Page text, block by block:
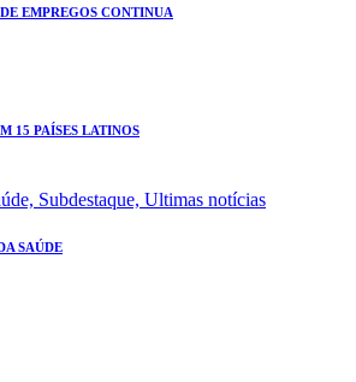
EMPREGOS CONTINUA
15 PAÍSES LATINOS
Subdestaque, Ultimas notícias
SAÚDE